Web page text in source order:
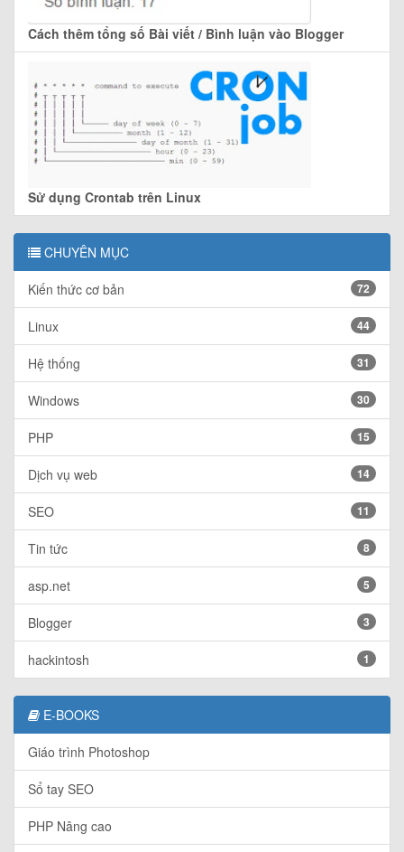
Cách thêm tổng số Bài viết / Bình luận vào Blogger
Sử dụng Crontab trên Linux
CHUYÊN MỤC
Kiến thức cơ bản 72
Linux 44
Hệ thống 31
Windows 30
PHP 15
Dịch vụ web 14
SEO 11
Tin tức 8
asp.net 5
Blogger 3
hackintosh 1
E-BOOKS
Giáo trình Photoshop
Sổ tay SEO
PHP Nâng cao